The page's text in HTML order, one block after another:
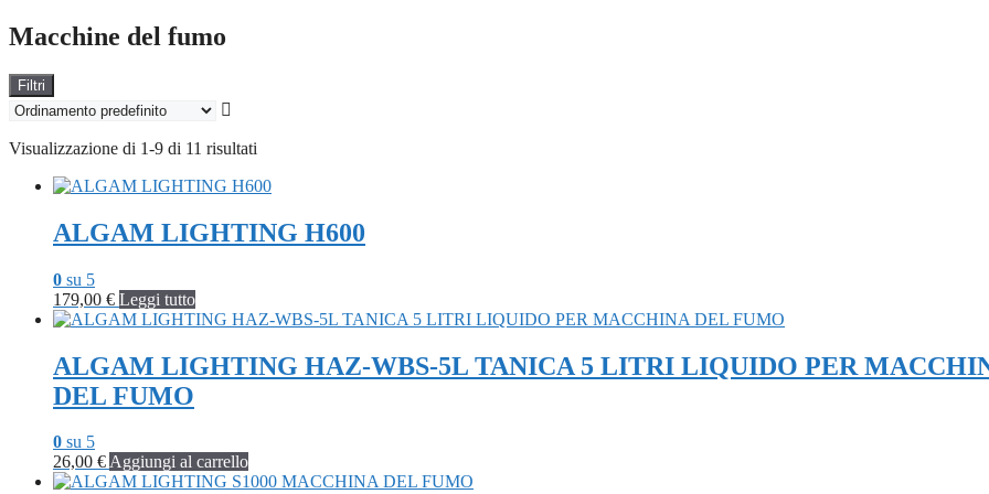
Macchine del fumo
Filtri
Visualizzazione di 1-9 di 11 risultati
ALGAM LIGHTING H600
0 su 5
179,00 € Leggi tutto
ALGAM LIGHTING HAZ-WBS-5L TANICA 5 LITRI LIQUIDO PER
DEL FUMO
0 su 5
26,00 €Aggiungi al carrello